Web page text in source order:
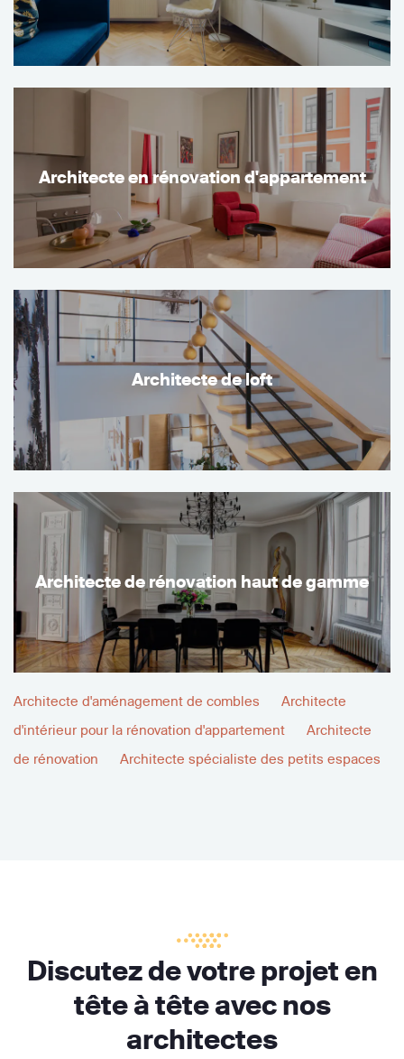
Architecte en rénovation d'appartement
Architecte de loft
Architecte de rénovation haut de gamme
Architecte d'aménagement de combles
Architecte
d'intérieur pour la rénovation d'appartement
Architecte
de rénovation
Architecte spécialiste des petits espaces
Discutez de votre projet en
tête à tête avec nos
architectes